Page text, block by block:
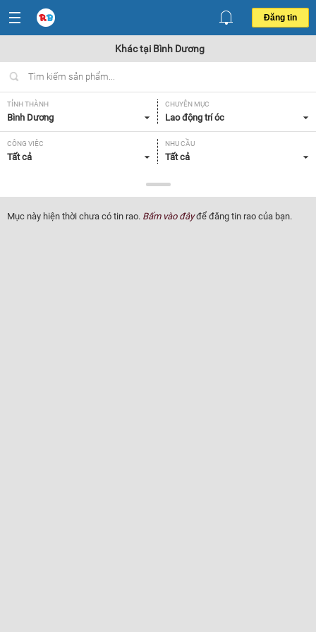
Đăng tin
Khác tại Bình Dương
TỈNH THÀNH
Bình Dương
CHUYÊN MỤC
Lao động trí óc
CÔNG VIỆC
Tất cả
NHU CẦU
Tất cả
Tất cả
Mục này hiện thời chưa có tin rao. Bấm vào đâyđể đăng tin rao của bạn.